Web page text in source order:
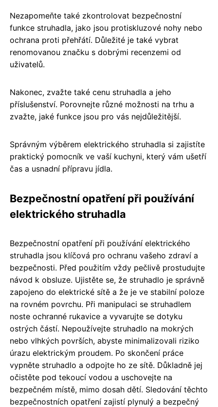
Nezapomeňte také zkontrolovat bezpečnostní
funkce struhadla, jako jsou protiskluzové nohy nebo
ochrana proti přehřátí. Důležité je také vybrat
renomovanou značku s dobrými recenzemi od
uživatelů.
Nakonec, zvažte také cenu struhadla a jeho
příslušenství. Porovnejte různé možnosti na trhu a
zvažte, jaké funkce jsou pro vás nejdůležitější.
Správným výběrem elektrického struhadla si zajistíte
praktický pomocník ve vaší kuchyni, který vám ušetří
čas a usnadní přípravu jídla.
Bezpečnostní opatření při používání
elektrického struhadla
Bezpečnostní opatření při používání elektrického
struhadla jsou klíčová pro ochranu vašeho zdraví a
bezpečnosti. Před použitím vždy pečlivě prostudujte
návod k obsluze. Ujistěte se, že struhadlo je správně
zapojeno do elektrické sítě a že je ve stabilní poloze
na rovném povrchu. Při manipulaci se struhadlem
noste ochranné rukavice a vyvarujte se dotyku
ostrých částí. Nepoužívejte struhadlo na mokrých
nebo vlhkých površích, abyste minimalizovali riziko
úrazu elektrickým proudem. Po skončení práce
vypněte struhadlo a odpojte ho ze sítě. Důkladně jej
očistěte pod tekoucí vodou a uschovejte na
bezpečném místě, mimo dosah dětí. Sledování těchto
bezpečnostních opatření zajistí plynulý a bezpečný